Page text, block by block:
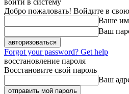
войти в систему
Добро пожаловать! Войдите в
Ваше
Ваш
Forgot your password? Get help
восстановление пароля
Восстановите свой пароль
Ваш